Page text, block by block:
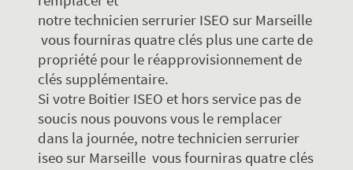
notre technicien serrurier ISEO sur Marseille
vous fourniras quatre clés plus une carte de
propriété pour le réapprovisionnement de
clés supplémentaire.
Si votre Boitier ISEO et hors service pas de
soucis nous pouvons vous le remplacer
dans la journée, notre technicien serrurier
iseo sur Marseille vous fourniras quatre clés